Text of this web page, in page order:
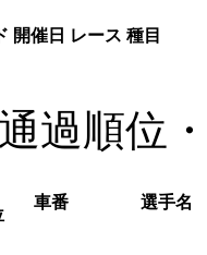
開催日 レース 種目
過順位
車番 選手名